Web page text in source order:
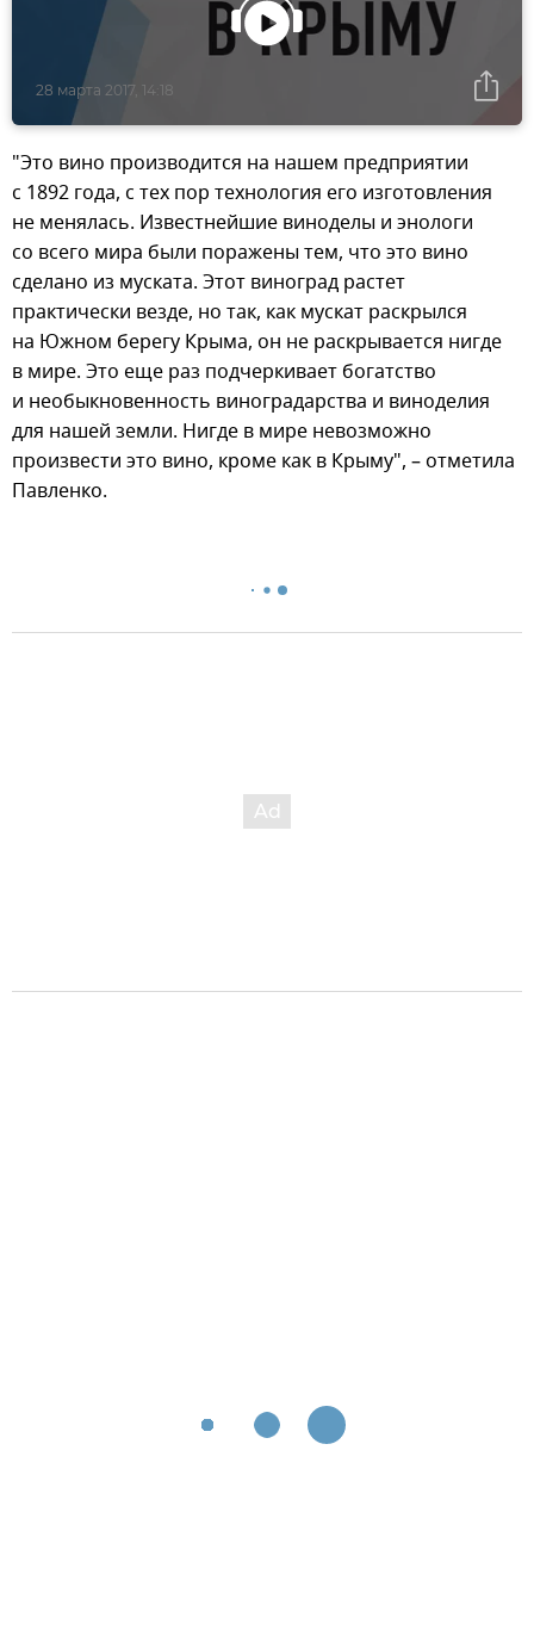
28 марта 2017, 14:18
"Это вино производится на нашем предприятии
с 1892 года, с тех пор технология его изготовления
не менялась. Известнейшие виноделы и энологи
со всего мира были поражены тем, что это вино
сделано из муската. Этот виноград растет
практически везде, но так, как мускат раскрылся
на Южном берегу Крыма, он не раскрывается нигде
в мире. Это еще раз подчеркивает богатство
и необыкновенность виноградарства и виноделия
для нашей земли. Нигде в мире невозможно
произвести это вино, кроме как в Крыму", – отметила
Павленко.